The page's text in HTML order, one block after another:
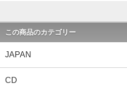
この商品のカテゴリー
JAPAN
CD